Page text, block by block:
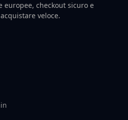
europee, checkout sicuro e
veloce.